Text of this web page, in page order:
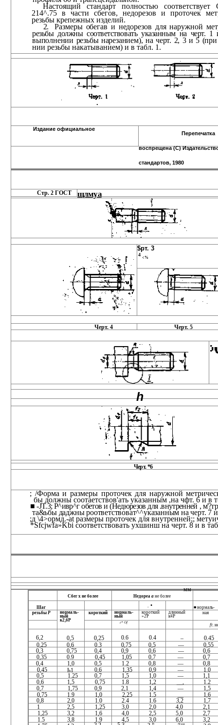
Настоящий стандарт полностью
214^.75 в части сбегов, недорезов и проточек
резьбы крепежных изделий.
2.
Размеры обегав и недорезов для наружной
резьбы должны соответствовать указанным на черт.
выполнении резьбы нарезанием), на черт. 2, 3 и 5
нии резьбы накатыванием) и в табл. 1.
Издание официальное
Перепечатка
воспрещена (С)
стандартов, 1980
Стр. 2 ГОСТ щлмуа
$рт. 3
4
<%
Черт. 4 Черт. 5
:
h
Черт. *6
; /Форма и размеры проточек для наружной
бы должны соотаетствов'ать указанным ,на чфт. 6 и в
■ -JT.3; Р^ивр^г обетов и (Недюрезов для .внутренней ,
та&ьбы даджны роответствоват^^указанным на черт. 7
;д \4>ормд.-at размеры проточек для внутренней;;
*Sfcjwfa»Kbi соответствовать ухшинш на черт. 8 и в
мм
Сбег х не более Недореаане более
Шаг •
■ нормаль-
резьбыР
нормаль­
ный
к2,бР
короткий
нормаль­
ный
короткий
»2Р
длинный
к4Р
ная
г* Of
ft.
6,2 0,5 0,25 0.6 0.4
0.45
0,25
0,6 0.3 0,75 0,5 —
0,55
0,3
0,75 0,4 0,9 0,6 —
0,6
0,35
0.9 0,45 1,05 0,7 —
0,7
0,4
1,0 0,5 1.2 0,8 —
0,8
0,45
Ь1 0,6 1,35 0,9 —
1.0
0,5
1.25 0,7 1,5 1,0 —
1,1
0,6
1,5 0,75 1.8 1,2 __,
1.2
0,7
1,75 0,9 2,1 1,4 —
1,5
0,75
1.9 1,0 2,25 1.5
1,6
0,8
2,0 1.0 2.4 1.6 3,2
1,7
1
2,5 1,25 3,0 2,0 4,0
2,1
1,25
3,2 1,6 4,0 2,5 5,0
2,7
1.5
3,8 1.9 4,5 3,0 6,0
3,2